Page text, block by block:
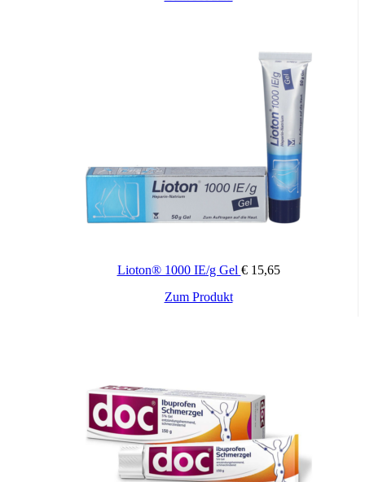
Arzneimittel verstärkt. Theophyllin-Ausscheidung verringert.
CYP2C9-Hemmer, z.B. Voriconazol, Fluconazol (ev. Ibuprofen-
Dosis reduzieren). Mifepriston (8-12 Tage Abstand).
Besondere Warnhinweise zur sicheren Anwendung
Vorsicht bei Lupus erythematodes, Mischkollagenosen,
Darmentzündungen, Hypertonie, Arrhythmien, Hyperthyreose, nach
größeren Operationen, erhöhtem Allergierisiko. Verkehrshinweis.
Zugelassenes Arzneimittel: Zu Risiken und Nebenwirkungen lesen
Sie die Packungsbeilage und fragen Sie Ihren Arzt oder Apotheker.
Lioton® 1000 IE/g Gel €15,65
Zum Produkt